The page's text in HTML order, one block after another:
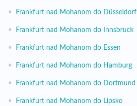
• Frankfurt nad Mohanom do Düsseldorf
• Frankfurt nad Mohanom do Innsbruck
• Frankfurt nad Mohanom do Essen
• Frankfurt nad Mohanom do Hamburg
• Frankfurt nad Mohanom do Dortmund
• Frankfurt nad Mohanom do Lipsko